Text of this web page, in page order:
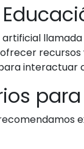
interactuar